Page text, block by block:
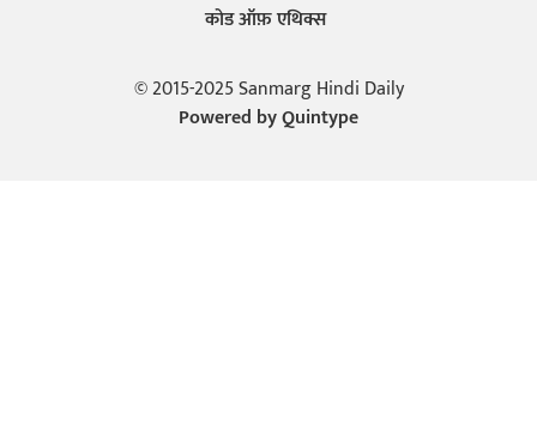
कोड ऑफ़ एथिक्स
© 2015-2025 Sanmarg Hindi Daily
Powered byQuintype